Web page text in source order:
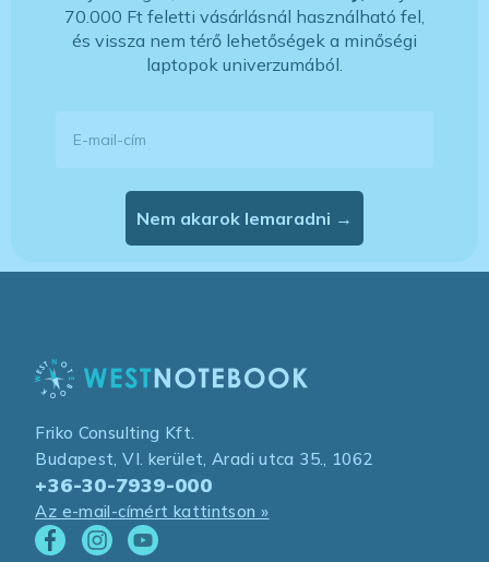
70.000 Ft feletti vásárlásnál használható fel,
és vissza nem térő lehetőségek a minőségi
laptopok univerzumából.
Nem akarok lemaradni →
Friko Consulting Kft.
Budapest, VI. kerület, Aradi utca 35., 1062
+36-30-7939-000
Az e-mail-címért kattintson »